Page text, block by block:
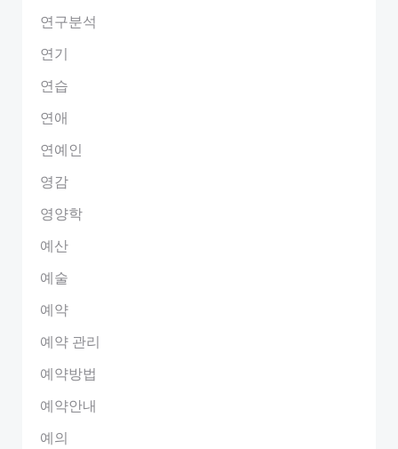
연구분석
연기
연습
연애
연예인
영감
영양학
예산
예술
예약
예약 관리
예약방법
예약안내
예의